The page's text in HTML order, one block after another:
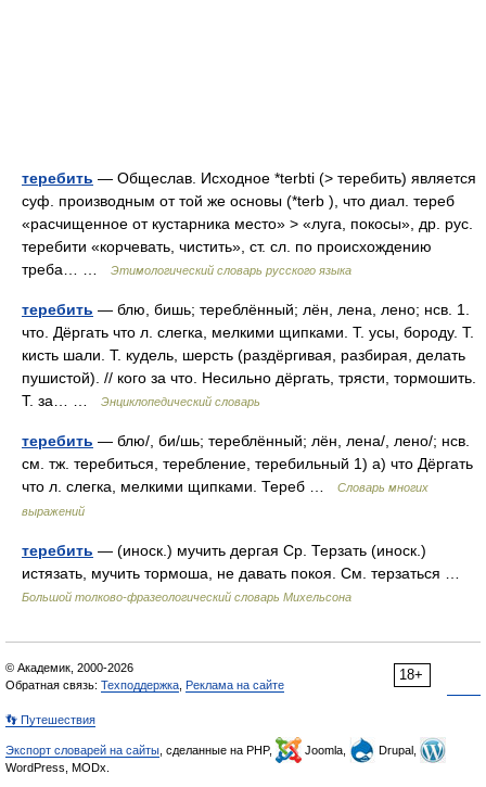
теребить — Общеслав. Исходное *terbti (> теребить) является
суф. производным от той же основы (*terb ), что диал. тереб
«расчищенное от кустарника место» > «луга, покосы», др. рус.
теребити «корчевать, чистить», ст. сл. по происхождению
треба… …
Этимологический словарь русского языка
теребить — блю, бишь; тереблённый; лён, лена, лено; нсв. 1.
что. Дёргать что л. слегка, мелкими щипками. Т. усы, бороду. Т.
кисть шали. Т. кудель, шерсть (раздёргивая, разбирая, делать
пушистой). // кого за что. Несильно дёргать, трясти, тормошить.
Т. за… …
Энциклопедический словарь
теребить — блю/, би/шь; тереблённый; лён, лена/, лено/; нсв.
см. тж. теребиться, теребление, теребильный 1) а) что Дёргать
что л. слегка, мелкими щипками. Тереб …
Словарь многих
выражений
теребить — (иноск.) мучить дергая Ср. Терзать (иноск.)
истязать, мучить тормоша, не давать покоя. См. терзаться …
Большой толково-фразеологический словарь Михельсона
18+
© Академик, 2000-2026
Обратная связь: Техподдержка Реклама на сайте
👣 Путешествия
Экспорт словарей на сайты , сделанные на PHP, Joomla,
Drupal,
WordPress, MODx.